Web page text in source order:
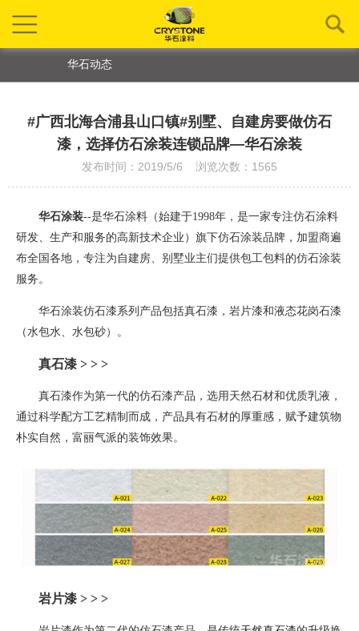
华石动态
#广西北海合浦县山口镇#别墅、自建房要做仿石
漆，选择仿石涂装连锁品牌—华石涂装
发布时间：2019/5/6 浏览次数：1565
华石涂装--是华石涂料（始建于1998年，是一家专注仿石涂料
研发、生产和服务的高新技术企业）旗下仿石涂装品牌 ， 加盟商遍
布全国各地，专注为自建房、别墅业主们提供包工包料的仿石涂装
服务。
华石涂装仿石漆系列产品包括真石漆，岩片漆和液态花岗石漆
（水包水、水包砂）。
真石漆 > > >
真石漆作为第一代的仿石漆产品，选用天然石材和优质乳液，
通过科学配方工艺精制而成，产品具有石材的厚重感，赋予建筑物
朴实自然，富丽气派的装饰效果。
岩片漆 > > >